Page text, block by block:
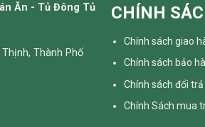
Ăn - Tủ Đông Tủ
Thành Phố
CHÍNH
Chính sách giao
Chính sách bảo
Chính sách đổi
Chính Sách mua